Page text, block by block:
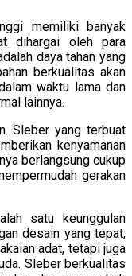
memiliki banyak
dihargai oleh para
daya tahan yang
berkualitas akan
waktu lama dan
lainnya.
Sleber yang terbuat
kenyamanan
berlangsung cukup
gerakan
satu keunggulan
desain yang tepat,
adat, tetapi juga
Sleber berkualitas